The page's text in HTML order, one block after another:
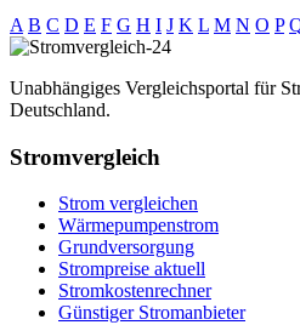
A B C D E F G H I J K L M N O P
Unabhängiges Vergleichsportal für
Deutschland.
Stromvergleich
Strom vergleichen
Wärmepumpenstrom
Grundversorgung
Strompreise aktuell
Stromkostenrechner
Günstiger Stromanbieter